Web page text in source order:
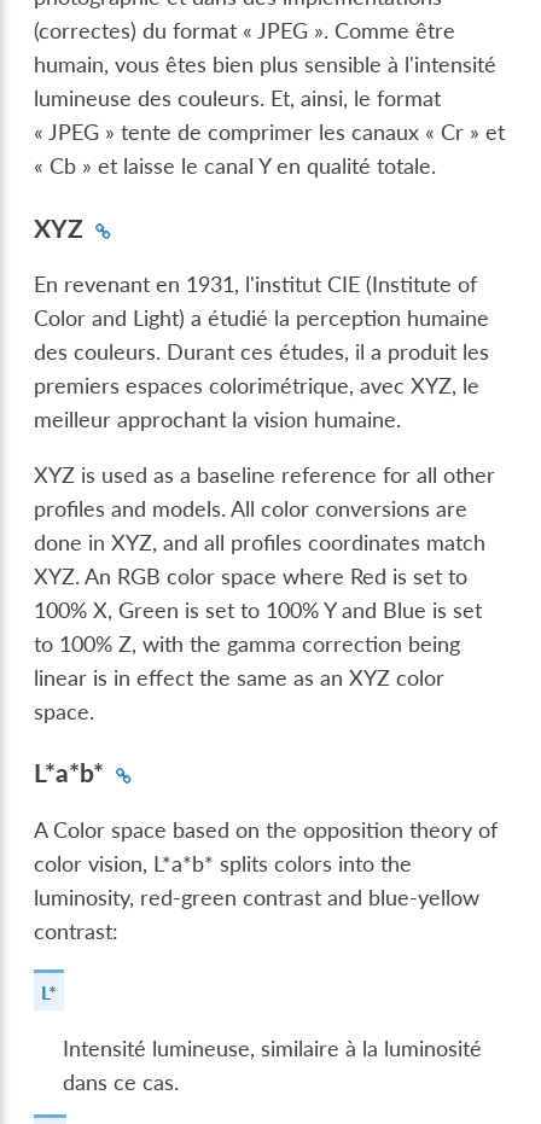
(correctes) du format « JPEG ». Comme être
humain, vous êtes bien plus sensible à l'intensité
lumineuse des couleurs. Et, ainsi, le format
« JPEG » tente de comprimer les canaux « Cr » et
« Cb » et laisse le canal Y en qualité totale.
XYZ
En revenant en 1931, l'institut CIE (Institute of
Color and Light) a étudié la perception humaine
des couleurs. Durant ces études, il a produit les
premiers espaces colorimétrique, avec XYZ, le
meilleur approchant la vision humaine.
XYZ is used as a baseline reference for all other
profiles and models. All color conversions are
done in XYZ, and all profiles coordinates match
XYZ. An RGB color space where Red is set to
100% X, Green is set to 100% Y and Blue is set
to 100% Z, with the gamma correction being
linear is in effect the same as an XYZ color
space.
L*a*b*
A Color space based on the opposition theory of
color vision, L*a*b* splits colors into the
luminosity, red-green contrast and blue-yellow
contrast:
L*
Intensité lumineuse, similaire à la luminosité
dans ce cas.